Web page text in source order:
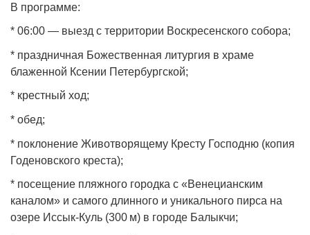
В программе:
* 06:00 — выезд с территории Воскресенского собора;
* праздничная Божественная литургия в храме
блаженной Ксении Петербургской;
* крестный ход;
* обед;
* поклонение Животворящему Кресту Господню (копия
Годеновского креста);
* посещение пляжного городка с «Венецианским
каналом» и самого длинного и уникального пирса на
озере Иссык‑Куль (300 м) в городе Балыкчи;